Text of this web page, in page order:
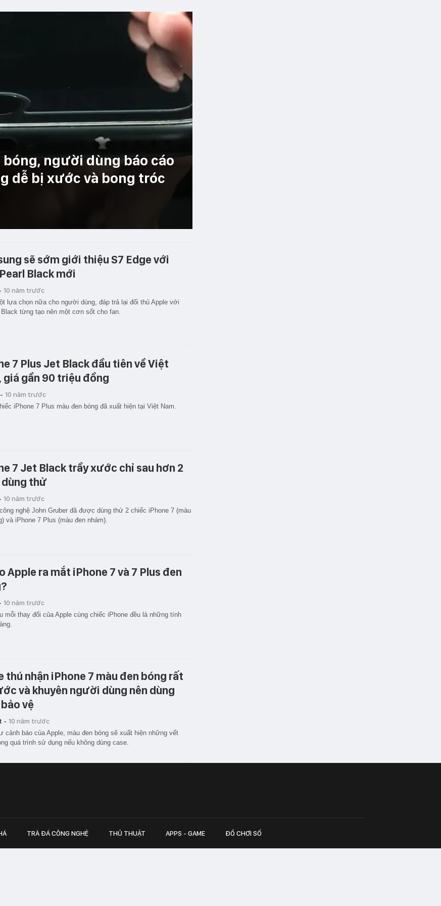
bóng, người dùng báo cáo
dễ bị xước và bong tróc
sẽ sớm giới thiệu S7 Edge với
Black mới
10 năm trước
lựa chọn nữa cho người dùng, đáp trả lại đối thủ Apple với
từng tạo nên một cơn sốt cho fan.
7 Plus Jet Black đầu tiên về Việt
giá gần 90 triệu đồng
10 năm trước
iPhone 7 Plus màu đen bóng đã xuất hiện tại Việt Nam.
7 Jet Black trầy xước chỉ sau hơn 2
dùng thử
10 năm trước
nghệ John Gruber đã được dùng thử 2 chiếc iPhone 7 (màu
và iPhone 7 Plus (màu đen nhám).
Apple ra mắt iPhone 7 và 7 Plus đen
10 năm trước
mỗi thay đổi của Apple cùng chiếc iPhone đều là những tính
thú nhận iPhone 7 màu đen bóng rất
và khuyên người dùng nên dùng
vệ
- 10 năm trước
cảnh báo của Apple, màu đen bóng sẽ xuất hiện những vết
quá trình sử dụng nếu không dùng case.
TRÀ ĐÁ CÔNG NGHỆ THỦ THUẬT APPS - GAME ĐỒ CHƠI SỐ